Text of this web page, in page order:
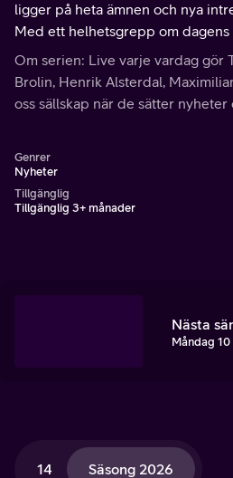
ligger på heta ämnen och nya
Med ett helhetsgrepp om
av nyfiken journalistik som
takt med dygnets puls.
Om serien: Live varje vardag gör
Brolin, Henrik Alsterdal,
oss sällskap när de sätter
Genrer
Nyheter
Tillgänglig
Tillgänglig 3+ månader
Nästa
Måndag
14 Säsong 2026